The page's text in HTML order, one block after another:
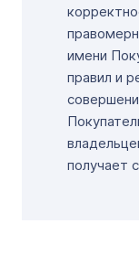
имени
правил и
получает